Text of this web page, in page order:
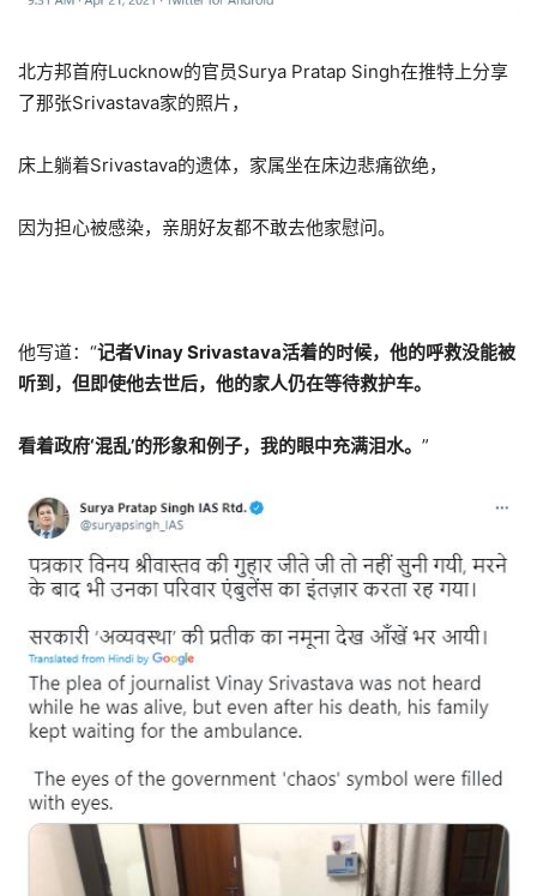
北方邦首府Lucknow的官员Surya Pratap Singh在推特上分享
了那张Srivastava家的照片，
床上躺着Srivastava的遗体，家属坐在床边悲痛欲绝，
因为担心被感染，亲朋好友都不敢去他家慰问。
他写道：“记者Vinay Srivastava活着的时候，他的呼救没能被
听到，但即使他去世后，他的家人仍在等待救护车。
看着政府‘混乱’的形象和例子，我的眼中充满泪水。 ”